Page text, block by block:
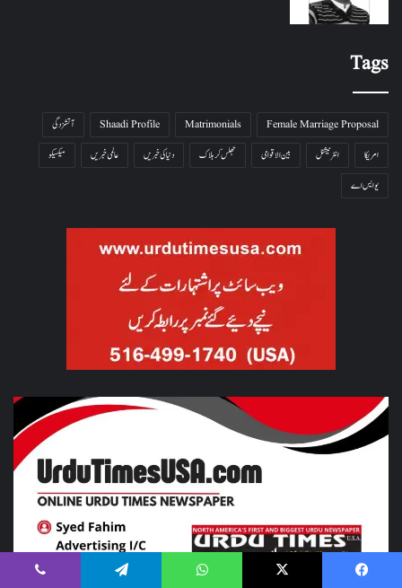
Tags
Female Marriage Proposal
Matrimonials
Shaadi Profile
آتشزدگی
امریکا
انٹرنیشنل بین الاقوامی جھلس کر ہلاک دنیا کی خبریں عالمی خبریں
میکسیکو
یو ایس اے